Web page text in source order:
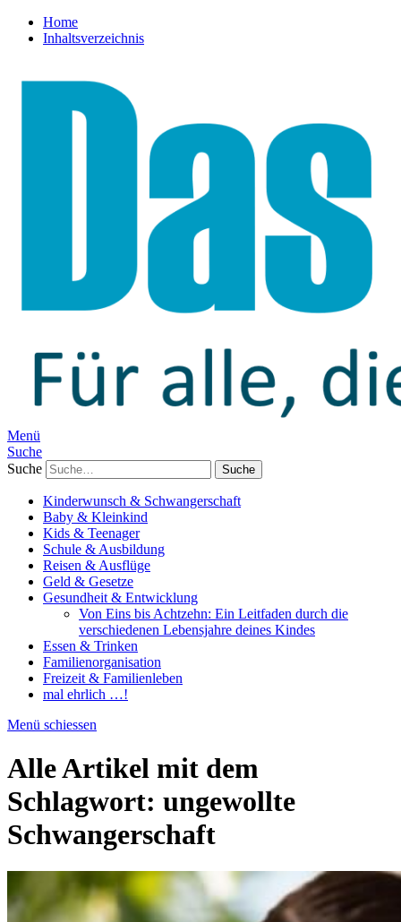
Home
Inhaltsverzeichnis
Menü
Suche
Suche
Kinderwunsch & Schwangerschaft
Baby & Kleinkind
Kids & Teenager
Schule & Ausbildung
Reisen & Ausflüge
Geld & Gesetze
Gesundheit & Entwicklung
Von Eins bis Achtzehn: Ein Leitfaden durch die
verschiedenen Lebensjahre deines Kindes
Essen & Trinken
Familienorganisation
Freizeit & Familienleben
mal ehrlich …!
Menü schiessen
Alle Artikel mit dem
Schlagwort: ungewollte
Schwangerschaft